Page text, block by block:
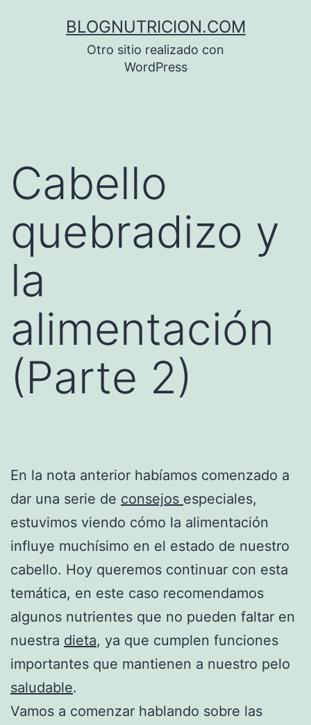
BLOGNUTRICION.COM
Otro sitio realizado con
WordPress
Cabello
quebradizo y
la
alimentación
(Parte 2)
En la nota anterior habíamos comenzado a
dar una serie de consejos especiales,
estuvimos viendo cómo la alimentación
influye muchísimo en el estado de nuestro
cabello. Hoy queremos continuar con esta
temática, en este caso recomendamos
algunos nutrientes que no pueden faltar en
nuestra dieta, ya que cumplen funciones
importantes que mantienen a nuestro pelo
saludable.
Vamos a comenzar hablando sobre las